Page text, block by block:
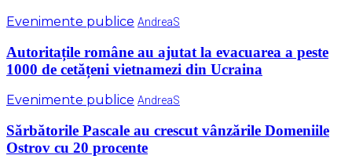
Evenimente publice AndreaS
Autoritațile române au ajutat la evacuarea a peste
1000 de cetățeni vietnamezi din Ucraina
Evenimente publice AndreaS
Sărbătorile Pascale au crescut vânzările Domeniile
Ostrov cu 20 procente